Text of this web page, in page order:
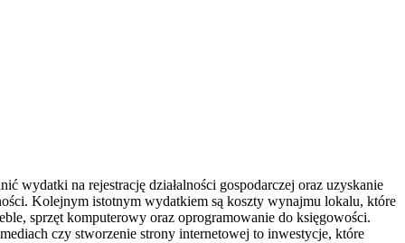
wydatki na rejestrację działalności gospodarczej oraz uzyskanie
Kolejnym istotnym wydatkiem są koszty wynajmu lokalu, które
sprzęt komputerowy oraz oprogramowanie do księgowości.
czy stworzenie strony internetowej to inwestycje, które